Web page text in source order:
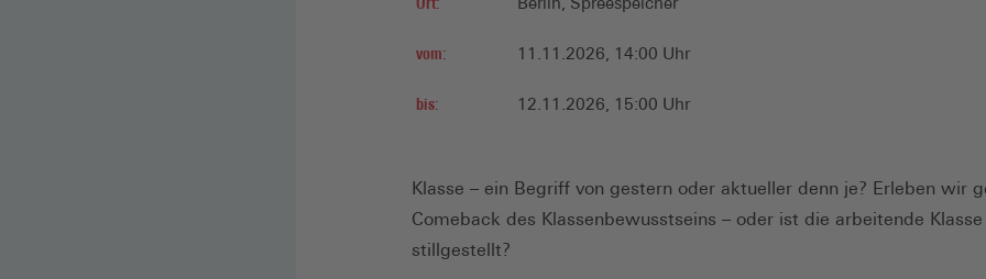
vom: 11.11.2026, 14:00 Uhr
bis: 12.11.2026, 15:00 Uhr
Klasse – ein Begriff von gestern oder aktueller denn je? Erleben wir
Comeback des Klassenbewusstseins – oder ist die arbeitende
stillgestellt?